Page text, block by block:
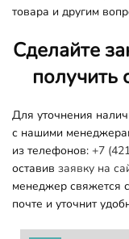
товара и другим
Сделайте
получить
Для уточнения
с нашими
из телефонов: +7
оставив заявку на
менеджер свяжется
почте и уточнит